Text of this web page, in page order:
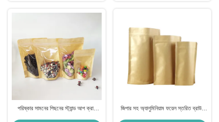
পরিষ্কার সামনের পিছনের স্ট্যান্ড আপ ক্রাফ্ট
জিপার সহ অ্যালুমিনিয়াম ফয়েল স্তরিত ব্রাউন